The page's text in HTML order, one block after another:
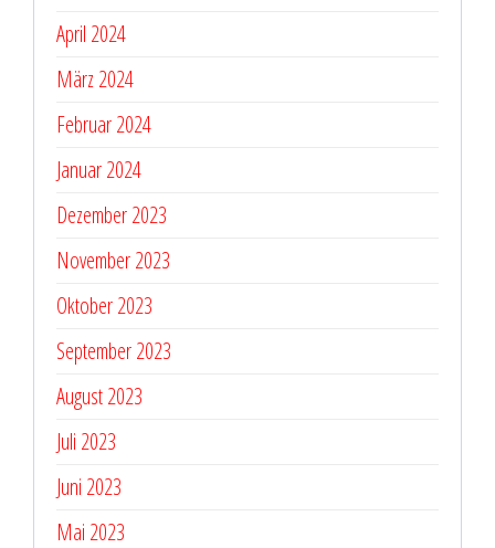
April 2024
März 2024
Februar 2024
Januar 2024
Dezember 2023
November 2023
Oktober 2023
September 2023
August 2023
Juli 2023
Juni 2023
Mai 2023